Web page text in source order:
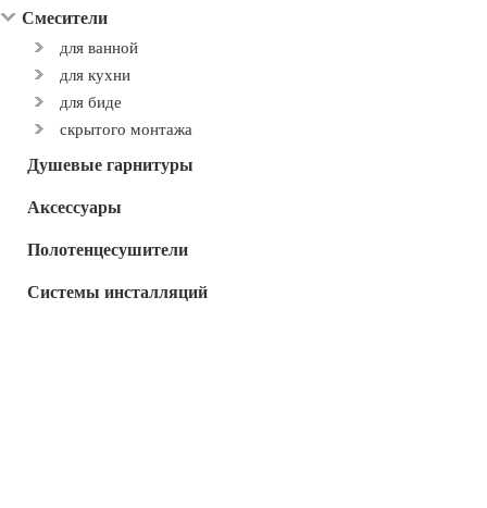
Смесители
для ванной
для кухни
для биде
скрытого монтажа
Душевые гарнитуры
Аксессуары
Полотенцесушители
Системы инсталляций